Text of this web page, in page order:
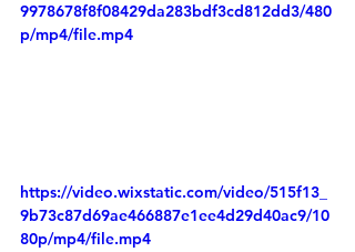
9978678f8f08429da283bdf3cd812dd3/480
p/mp4/file.mp4
https://video.wixstatic.com/video/515f13_
9b73c87d69ae466887e1ee4d29d40ac9/10
80p/mp4/file.mp4